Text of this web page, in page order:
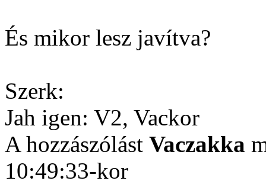
És mikor lesz javítva?
Szerk:
Jah igen: V2, Vackor
A hozzászólást Vaczakka
10:49:33-kor